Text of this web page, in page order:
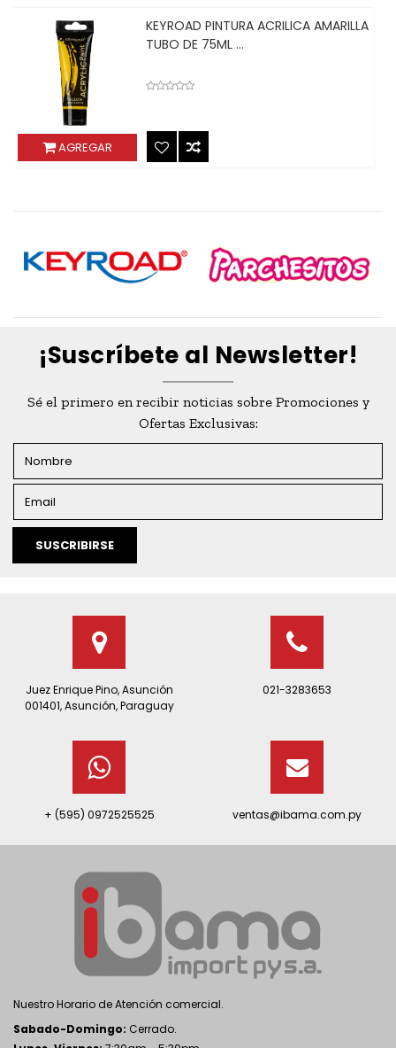
AGREGAR
KEYROAD PINTURA ACRILICA AMARILLA
TUBO DE 75ML ...
¡Suscríbete al Newsletter!
Sé el primero en recibir noticias sobre Promociones y
Ofertas Exclusivas:
SUSCRIBIRSE
Juez Enrique Pino, Asunción
001401, Asunción, Paraguay
021-3283653
+ (595) 0972525525 ventas@ibama.com.py
Nuestro Horario de Atención comercial.
Sabado-Domingo: Cerrado.